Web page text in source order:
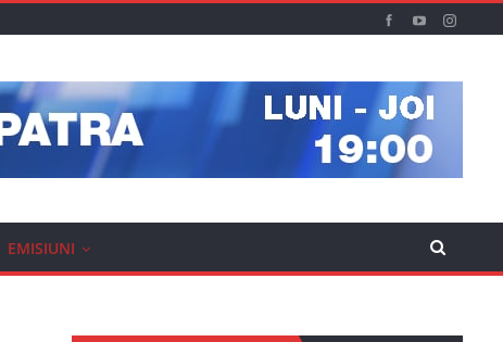
EMISIUNI